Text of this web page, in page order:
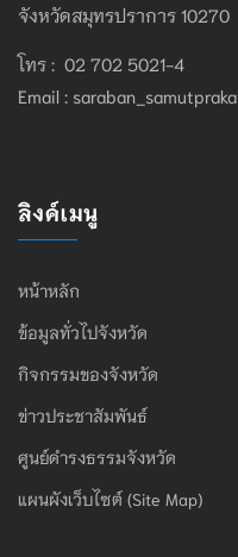
จังหวัดสมุทรปราการ 10270
โทร : 02 702 5021-4
Email :
ลิงค์เมนู
หน้าหลัก
ข้อมูลทั่วไปจังหวัด
กิจกรรมของจังหวัด
ข่าวประชาสัมพันธ์
ศูนย์ดำรงธรรมจังหวัด
แผนผังเว็บไซต์ (Site Map)